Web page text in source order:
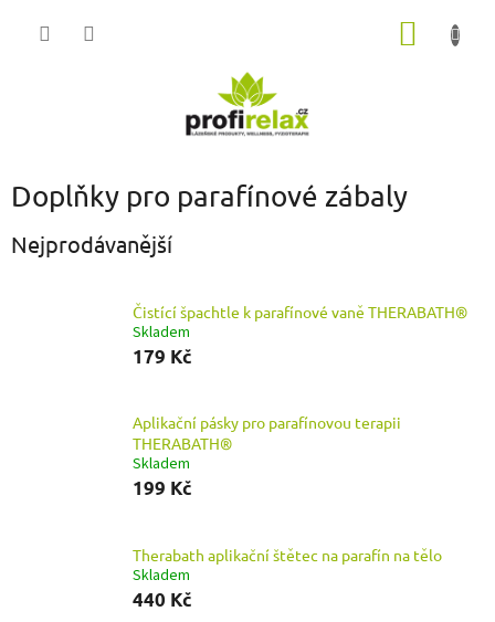
Doplňky pro parafínové zábaly
Nejprodávanější
Čistící špachtle k parafínové vaně THERABATH®
Skladem
179 Kč
Aplikační pásky pro parafínovou terapii
THERABATH®
Skladem
199 Kč
Therabath aplikační štětec na parafín na tělo
Skladem
440 Kč